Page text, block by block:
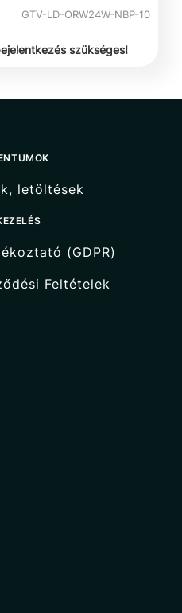
GTV-LD-ORW24W-NBP-10
szükséges!
letöltések
(GDPR)
Feltételek